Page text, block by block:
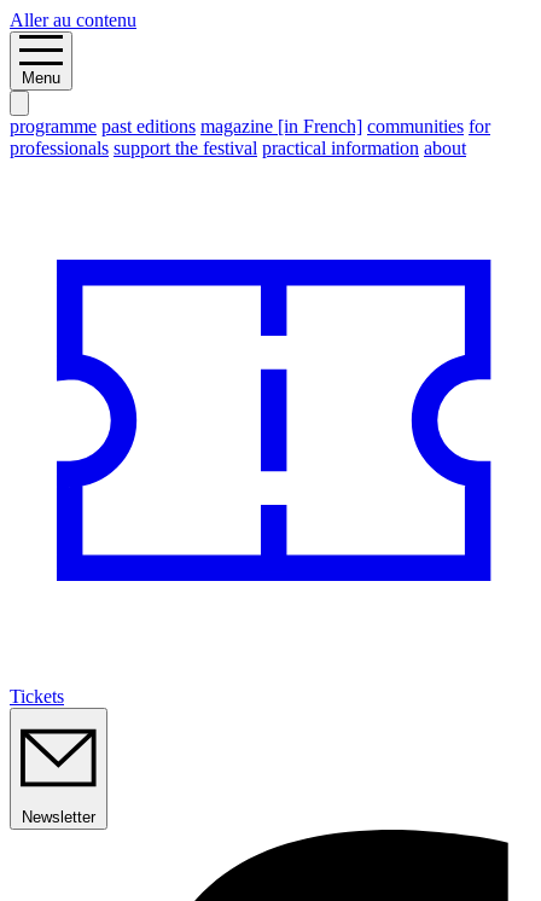
Aller au contenu
Menu
programme past editions magazine [in French] communities for
professionals support the festival practical information about
Tickets
Newsletter